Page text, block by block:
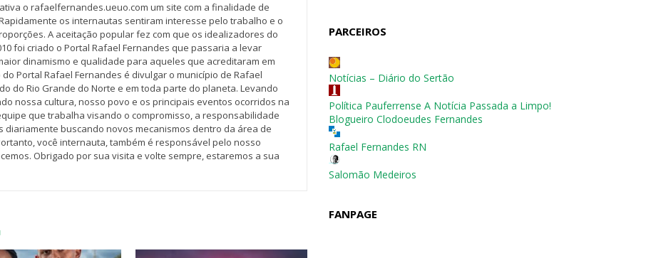
o rafaelfernandes.ueuo.com um site com a finalidade de
os internautas sentiram interesse pelo trabalho e o
A aceitação popular fez com que os idealizadores do
foi criado o Portal Rafael Fernandes que passaria a levar
dinamismo e qualidade para aqueles que acreditaram em
Portal Rafael Fernandes é divulgar o município de Rafael
do Rio Grande do Norte e em toda parte do planeta. Levando
nossa cultura, nosso povo e os principais eventos ocorridos na
que trabalha visando o compromisso, a responsabilidade
diariamente buscando novos mecanismos dentro da área de
você internauta, também é responsável pelo nosso
Obrigado por sua visita e volte sempre, estaremos a sua
PARCEIROS
Notícias – Diário do Sertão
Política Pauferrense A Notícia Passada a Limpo!
Blogueiro Clodoeudes Fernandes
Rafael Fernandes RN
Salomão Medeiros
FANPAGE